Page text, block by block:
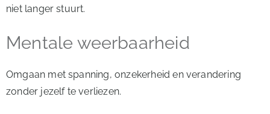
niet langer stuurt.
Mentale weerbaarheid
Omgaan met spanning, onzekerheid en verandering
zonder jezelf te verliezen.